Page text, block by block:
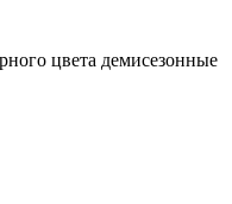
цвета демисезонные